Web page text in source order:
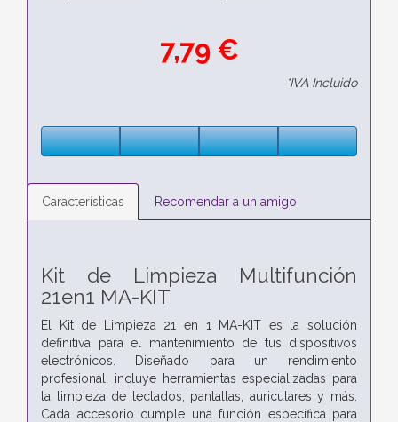
7,79 €
*IVA Incluido
Características Recomendar a un amigo
Kit de Limpieza Multifunción
21en1 MA-KIT
El Kit de Limpieza 21 en 1 MA-KIT es la solución
definitiva para el mantenimiento de tus dispositivos
electrónicos. Diseñado para un rendimiento
profesional, incluye herramientas especializadas para
la limpieza de teclados, pantallas, auriculares y más.
Cada accesorio cumple una función específica para